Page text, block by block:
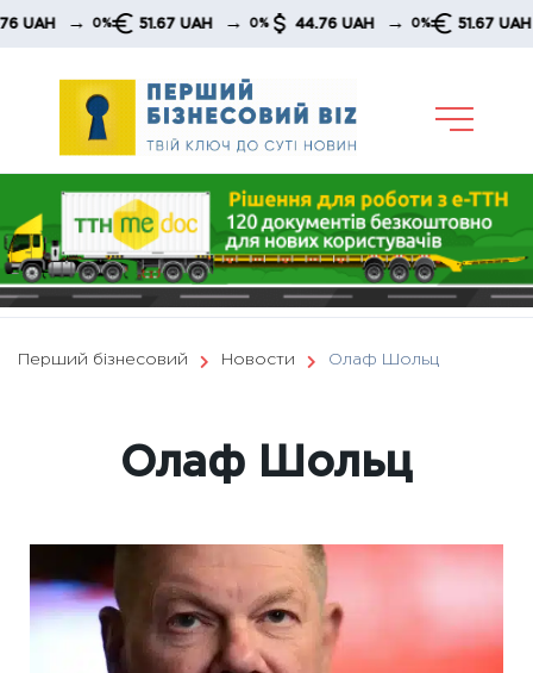
Skip
51.67 UAH → 0% 44.76 UAH → 0% 51.67 UAH → 0%
Перший бізнесовий Новости Олаф Шольц
Олаф Шольц